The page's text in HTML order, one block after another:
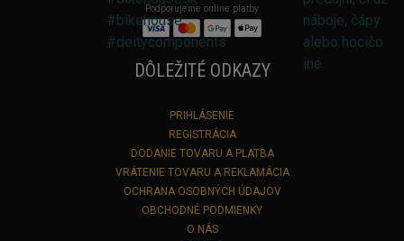
Podporujeme online platby
DÔLEŽITÉ ODKAZY
PRIHLÁSENIE
REGISTRÁCIA
DODANIE TOVARU A PLATBA
VRÁTENIE TOVARU A REKLAMÁCIA
OCHRANA OSOBNÝCH ÚDAJOV
OBCHODNÉ PODMIENKY
O NÁS